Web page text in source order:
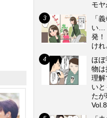
モ
「
い…
発！
けれ
ほぼ
物は
理解
い
た
Vol.8